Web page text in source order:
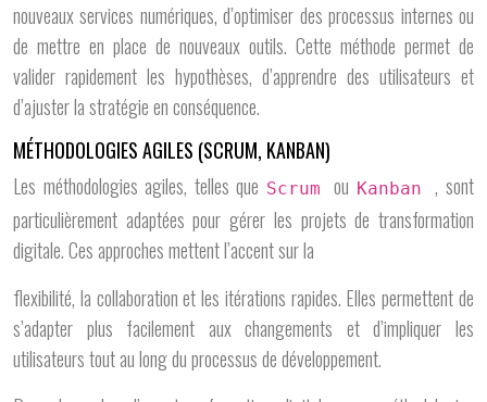
nouveaux services numériques, d’optimiser des processus internes ou
de mettre en place de nouveaux outils. Cette méthode permet de
valider rapidement les hypothèses, d’apprendre des utilisateurs et
d’ajuster la stratégie en conséquence.
MÉTHODOLOGIES AGILES (SCRUM, KANBAN)
Les méthodologies agiles, telles que Scrumou Kanban, sont
particulièrement adaptées pour gérer les projets de transformation
digitale. Ces approches mettent l’accent sur la
flexibilité, la collaboration et les itérations rapides. Elles permettent de
s’adapter plus facilement aux changements et d’impliquer les
utilisateurs tout au long du processus de développement.